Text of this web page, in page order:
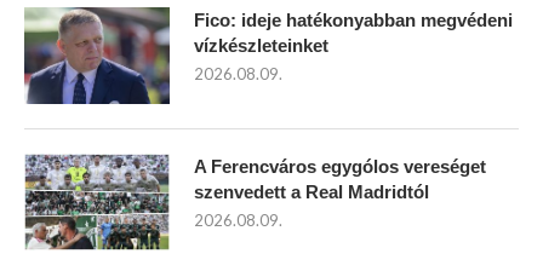
Fico: ideje hatékonyabban megvédeni
vízkészleteinket
2026.08.09.
A Ferencváros egygólos vereséget
szenvedett a Real Madridtól
2026.08.09.